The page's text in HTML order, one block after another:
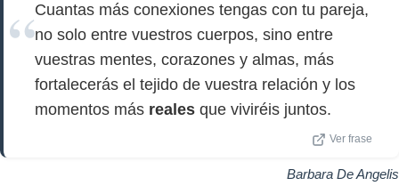
Cuantas más conexiones tengas con tu pareja,
no solo entre vuestros cuerpos, sino entre
vuestras mentes, corazones y almas, más
fortalecerás el tejido de vuestra relación y los
momentos más reales que viviréis juntos.
Ver frase
Barbara De Angelis